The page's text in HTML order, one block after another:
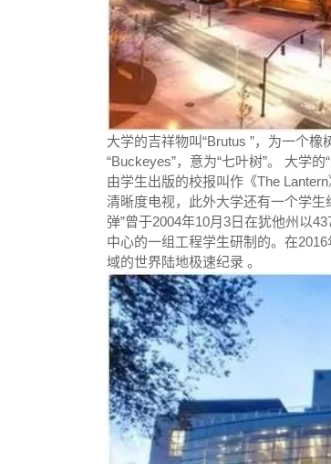
大学的吉祥物叫“Brutus ”，为一个
“Buckeyes”，意为“七叶树”。 大学
由学生出版的校报叫作《The
清晰度电视，此外大学还有一个学
弹”曾于2004年10月3日在犹他州以
中心的一组工程学生研制的。在
域的世界陆地极速纪录 。